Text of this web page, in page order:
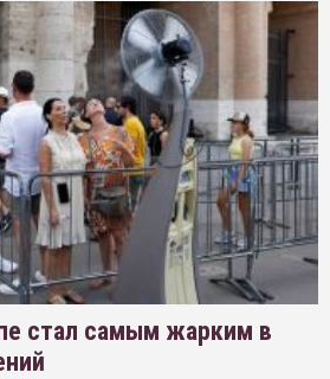
стал самым жарким в